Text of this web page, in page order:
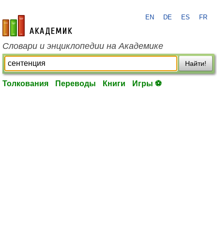
academic.ru
EN DE ES FR
Словари и энциклопедии на Академике
Найти!
Толкования Переводы Книги Игры ⚽